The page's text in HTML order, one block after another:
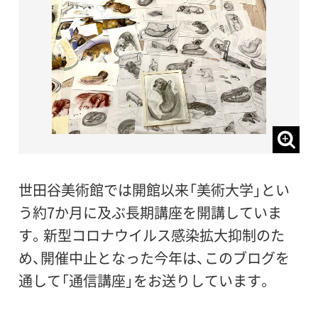
世田谷美術館では開館以来「美術大学」とい
う約7か月に及ぶ長期講座を開講していま
す。新型コロナウイルス感染拡大抑制のた
め、開催中止となった今年は、このブログを
通して「通信講座」をお送りしています。